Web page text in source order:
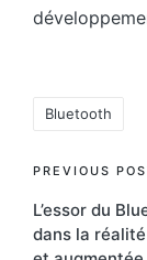
Bluetooth
Post
PREVIOUS
L’essor du
dans la